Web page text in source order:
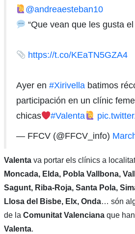
@andreaesteban10
“Que vean que les gusta el
https://t.co/KEaTN5GZA4
Ayer en #Xirivellabatimos
participación en un clínic
chicas
#Valenta
— FFCV (@FFCV_info)
Valenta va portar els clínics a
Moncada, Elda, Pobla Vallbona,
Sagunt, Riba-Roja, Santa Pola,
Llosa del Bisbe, Elx, Onda… són
de la Comunitat Valencianaque
Valenta.